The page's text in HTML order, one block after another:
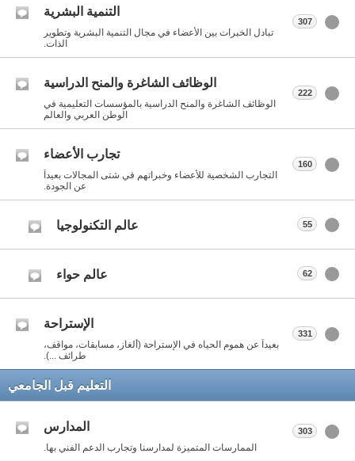
التنمية البشرية
تبادل الخبرات بين الأعضاء في مجال التنمية البشرية وتطوير
الذات.
307
الوظائف الشاغرة والمنح الدراسية
الوظائف الشاغرة والمنح الدراسية بالمؤسسات التعليمية في
الوطن العربي والعالم
222
تجارب الأعضاء
التجارب الشخصية للأعضاء وخبراتهم في شتى المجالات بعيداً
عن الجودة.
160
عالم التكنولوجيا 55
عالم حواء 62
الإستراحة
بعيداً عن هموم الحياه في الإستراحة (ألغاز، مسابقات، مواقف،
طرائف ...).
331
التعليم قبل الجامعي
المدارس
الممارسات المتميزة لمدارسنا وتجارب الدعم الفني بها.
303